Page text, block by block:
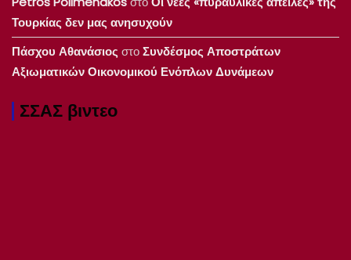
Τουρκίας δεν μας ανησυχούν
Πάσχου Αθανάσιος στοΣυνδέσμος Αποστράτων
Αξιωματικών Οικονομικού Ενόπλων Δυνάμεων
ΣΣΑΣ βιντεο